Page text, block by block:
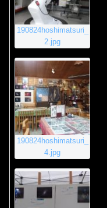
190824hoshimatsuri_
2.jpg
190824hoshimatsuri_
4.jpg